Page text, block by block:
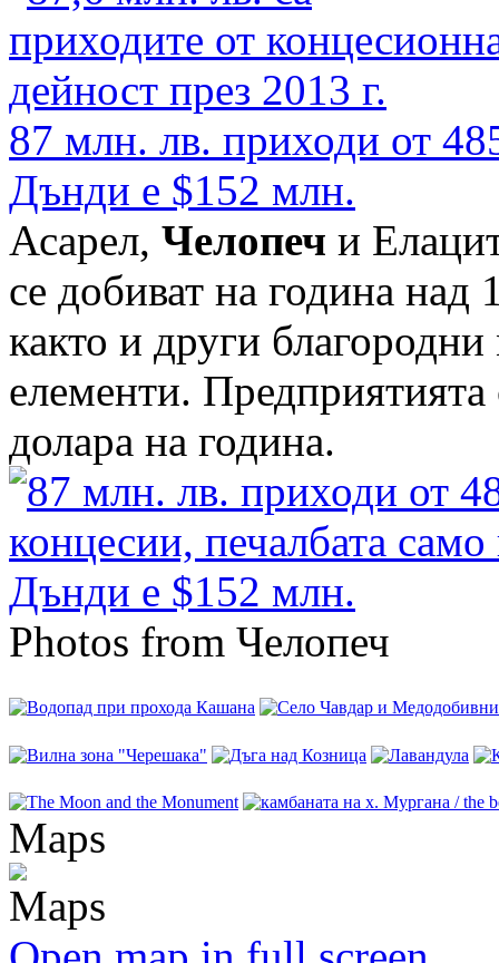
87 млн. лв. приходи от
Дънди е $152 млн.
Асарел, Челопеч и
се добиват на година над
както и други
елементи.
долара на година.
Photos from Челопеч
Maps